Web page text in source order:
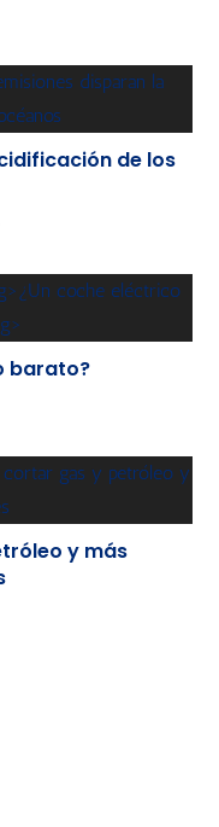
de los
barato?
y más